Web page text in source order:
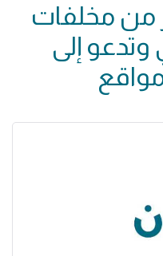
من مخلفات
وتدعو إلى